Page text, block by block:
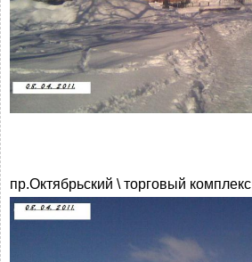
пр.Октябрьский \ торговый комплекс